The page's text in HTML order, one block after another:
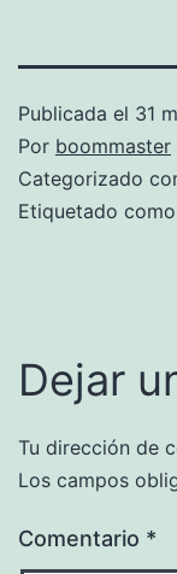
Publicada el 31
Por boommaster
Categorizado
Etiquetado como
Dejar
Tu dirección de
Los campos
Comentario *